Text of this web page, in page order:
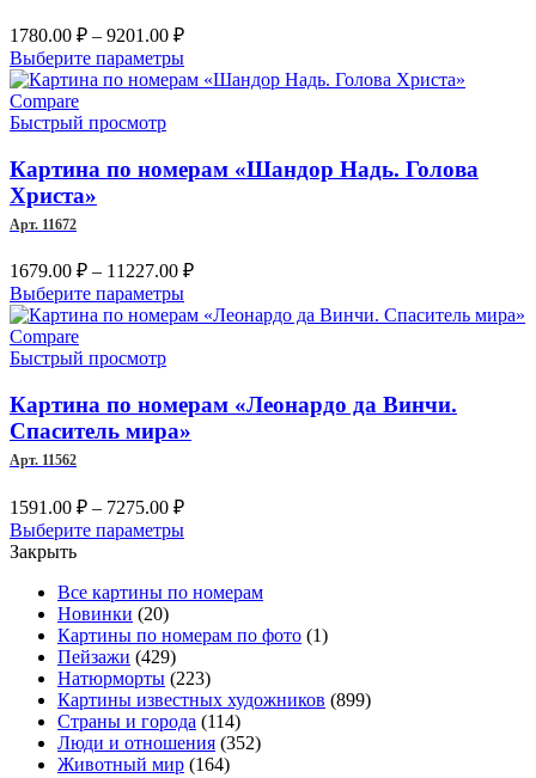
1780.00 ₽ – 9201.00 ₽Диапазон
цен:
1780.00 ₽
Выберите параметрыЭтот
товар
Опции
можно
товара.
Compare
Быстрый просмотр
Картина по номерам «Шандор Надь. Голова
Христа»
Арт. 11672
1679.00 ₽ – 11227.00 ₽Диапазон
1679.00 ₽
Выберите параметрыЭтот
товар
Опции
можно
выбрать
товара.
Compare
Быстрый просмотр
Картина по номерам «Леонардо да Винчи.
Спаситель мира»
Арт. 11562
1591.00 ₽ – 7275.00 ₽Диапазон
цен:
7275.00 ₽
Выберите параметрыЭтот
несколько
Опции
выбрать
на
странице
товара.
Закрыть
Все картины по номерам
Новинки (20)
Картины по номерам по фото (1)
Пейзажи (429)
Натюрморты (223)
Картины известных художников (899)
Страны и города (114)
Люди и отношения (352)
Животный мир (164)